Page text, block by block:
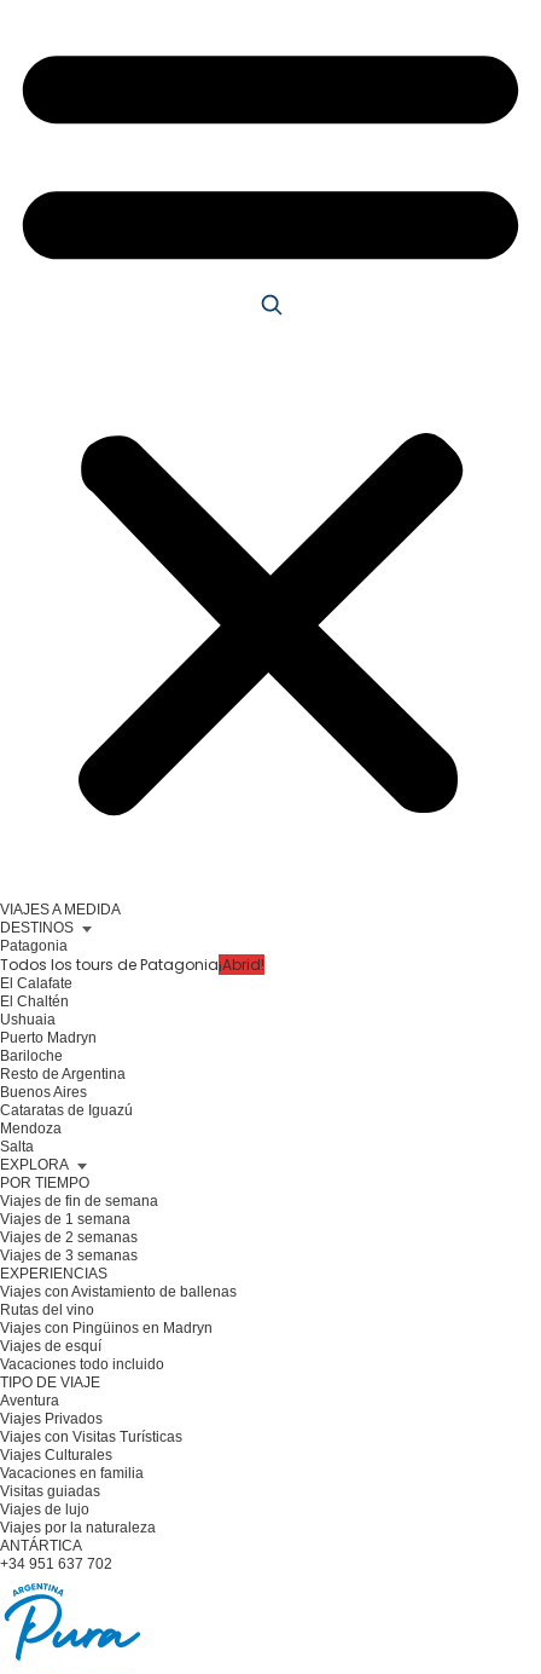
VIAJES A MEDIDA
DESTINOS
Patagonia
Todos los tours de Patagonia¡Abrid!
El Calafate
El Chaltén
Ushuaia
Puerto Madryn
Bariloche
Resto de Argentina
Buenos Aires
Cataratas de Iguazú
Mendoza
Salta
EXPLORA
POR TIEMPO
Viajes de fin de semana
Viajes de 1 semana
Viajes de 2 semanas
Viajes de 3 semanas
EXPERIENCIAS
Viajes con Avistamiento de ballenas
Rutas del vino
Viajes con Pingüinos en Madryn
Viajes de esquí
Vacaciones todo incluido
TIPO DE VIAJE
Aventura
Viajes Privados
Viajes con Visitas Turísticas
Viajes Culturales
Vacaciones en familia
Visitas guiadas
Viajes de lujo
Viajes por la naturaleza
ANTÁRTICA
+34 951 637 702